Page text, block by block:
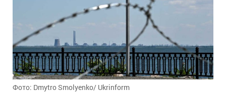
Фото: Dmytro Smolyenko/ Ukrinform